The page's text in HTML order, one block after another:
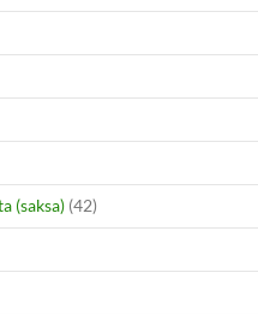
(saksa) (42)